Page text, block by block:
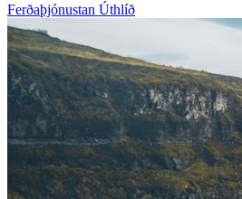
Ferðaþjónustan Úthlíð